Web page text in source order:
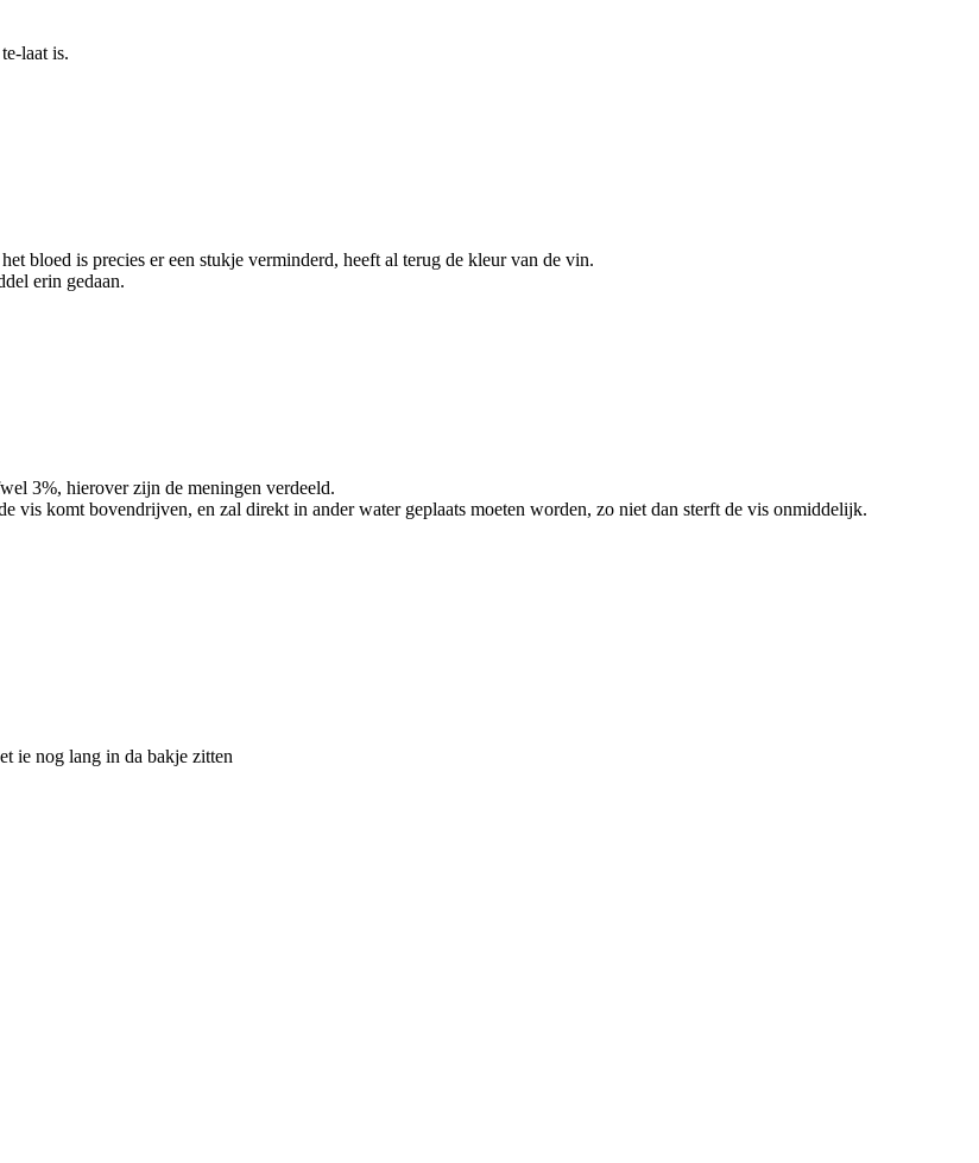
laat is.
bloed is precies er een stukje verminderd, heeft al terug de kleur van de vin.
erin gedaan.
3%, hierover zijn de meningen verdeeld.
vis komt bovendrijven, en zal direkt in ander water geplaats moeten worden, zo niet dan sterft de vis onmiddelijk.
ie nog lang in da bakje zitten